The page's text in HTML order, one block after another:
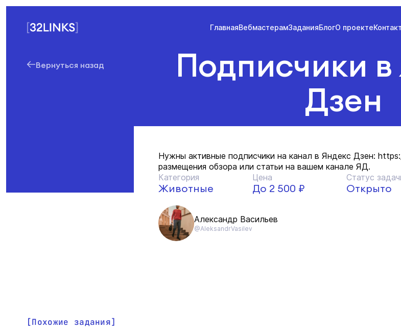
ГлавнаяВебмастерамЗаданияБлогО проекте
Вернуться назад
Подписчики в
Дзен
Нужны активные подписчики на канал в Яндекс Дзен:
размещения обзора или статьи на вашем канале ЯД.
Категория
Животные
Цена
До 2 500 ₽
Статус
Открыто
Александр Васильев
@AleksandrVasilev
Похожие задания